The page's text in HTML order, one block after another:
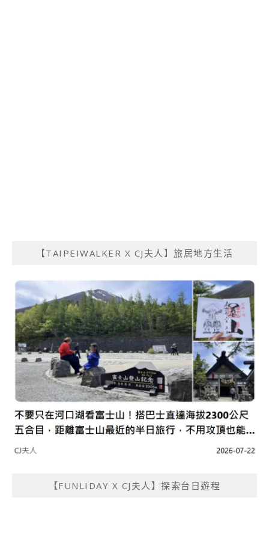
【TAIPEIWALKER X CJ夫人】旅居地方生活
【FUNLIDAY X CJ夫人】探索台日遊程